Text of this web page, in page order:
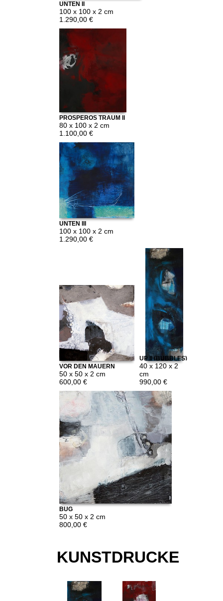
UNTEN II
100 x 100 x 2 cm
1.290,00 €
PROSPEROS TRAUM II
80 x 100 x 2 cm
1.100,00 €
UNTEN III
100 x 100 x 2 cm
1.290,00 €
VOR DEN MAUERN
50 x 50 x 2 cm
600,00 €
UP II (BUBBLES)
40 x 120 x 2
cm
990,00 €
BUG
50 x 50 x 2 cm
800,00 €
KUNSTDRUCKE